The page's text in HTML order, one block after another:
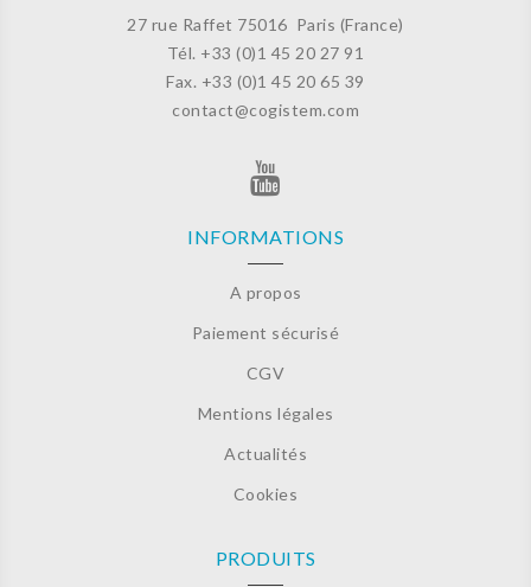
27 rue Raffet 75016 Paris (France)
Tél. +33 (0)1 45 20 27 91
Fax. +33 (0)1 45 20 65 39
contact@cogistem.com
INFORMATIONS
A propos
Paiement sécurisé
CGV
Mentions légales
Actualités
Cookies
PRODUITS